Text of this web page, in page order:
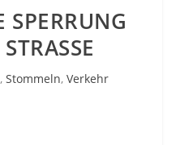
SPERRUNG
, Stommeln, Verkehr